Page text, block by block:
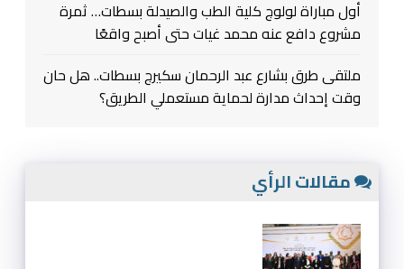
أول مباراة لولوج كلية الطب والصيدلة بسطات… ثمرة
مشروع دافع عنه محمد غيات حتى أصبح واقعًا
ملتقى طرق بشارع عبد الرحمان سكيرج بسطات.. هل حان
وقت إحداث مدارة لحماية مستعملي الطريق؟
مقالات الرأي